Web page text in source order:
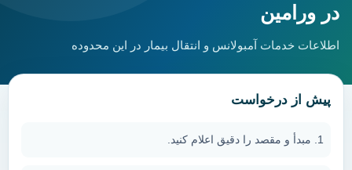
در ورامین
اطلاعات خدمات آمبولانس و انتقال بیمار در این محدوده
پیش از درخواست
مبدأ و مقصد را دقیق اعلام کنید.